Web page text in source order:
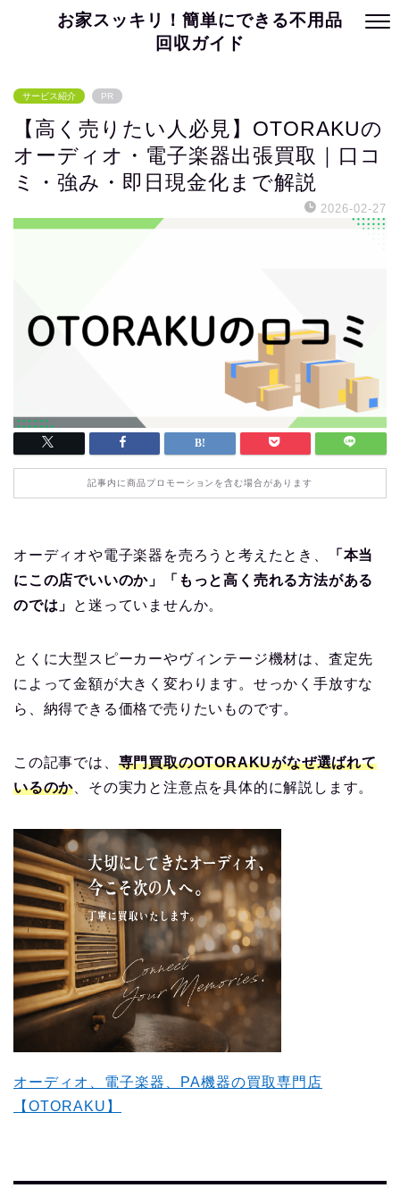
お家スッキリ！簡単にできる不用品
回収ガイド
サービス紹介 PR
【高く売りたい人必見】OTORAKUの
オーディオ・電子楽器出張買取｜口コ
ミ・強み・即日現金化まで解説
2026-02-27
記事内に商品プロモーションを含む場合があります
オーディオや電子楽器を売ろうと考えたとき、
「本当
にこの店でいいのか」「もっと高く売れる方法がある
のでは」
と迷っていませんか。
とくに大型スピーカーやヴィンテージ機材は、査定先
によって金額が大きく変わります。せっかく手放すな
ら、納得できる価格で売りたいものです。
この記事では、 専門買取のOTORAKUがなぜ選ばれて
いるのか 、その実力と注意点を具体的に解説します。
オーディオ、電子楽器、PA機器の買取専門店
【OTORAKU】